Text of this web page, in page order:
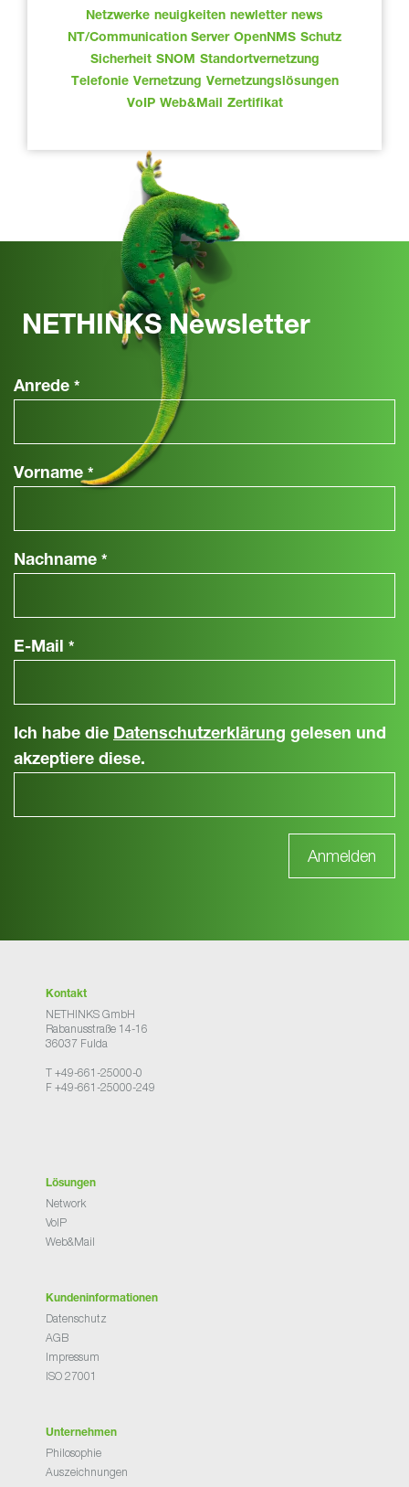
Netzwerke neuigkeiten newletter news
NT/Communication Server OpenNMS Schutz
Sicherheit SNOM Standortvernetzung
Telefonie Vernetzung Vernetzungslösungen
VoIP Web&Mail Zertifikat
NETHINKS Newsletter
Anrede *
Vorname *
Nachname *
E-Mail *
Ich habe die Datenschutzerklärung gelesen und
akzeptiere diese.
Kontakt
NETHINKS GmbH
Rabanusstraße 14-16
36037 Fulda
T +49-661-25000-0
F +49-661-25000-249
Lösungen
Network
VoIP
Web&Mail
Kundeninformationen
Datenschutz
AGB
Impressum
ISO 27001
Unternehmen
Philosophie
Auszeichnungen